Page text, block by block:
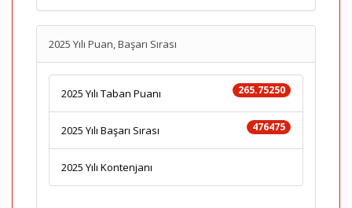
2025 Yılı Puan, Başarı Sırası
265.75250
2025 Yılı Taban Puanı
476475
2025 Yılı Başarı Sırası
2025 Yılı Kontenjanı